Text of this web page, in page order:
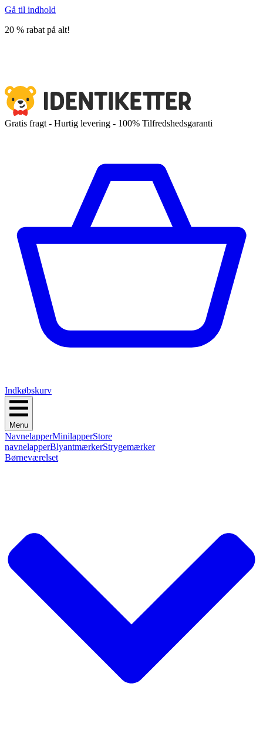
Gå til indhold
20 % rabat på alt!
Gratis fragt - Hurtig levering - 100% Tilfredshedsgaranti
Indkøbskurv
Menu
NavnelapperMinilapperStore
navnelapperBlyantmærkerStrygemærker
Børneværelset